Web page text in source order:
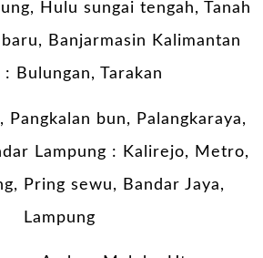
Hulu sungai tengah, Tanah
Banjarmasin Kalimantan
: Bulungan, Tarakan
Pangkalan bun, Palangkaraya,
Lampung : Kalirejo, Metro,
Pring sewu, Bandar Jaya,
Lampung